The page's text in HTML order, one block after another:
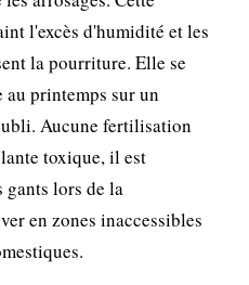
l'excès d'humidité et les
la pourriture. Elle se
au printemps sur un
Aucune fertilisation
toxique, il est
gants lors de la
en zones inaccessibles